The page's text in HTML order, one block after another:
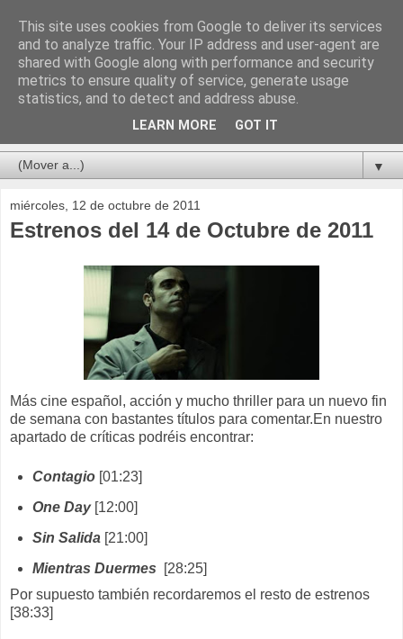
▼
miércoles, 12 de octubre de 2011
Estrenos del 14 de Octubre de 2011
Más cine español, acción y mucho thriller para un nuevo fin
de semana con bastantes títulos para comentar.En nuestro
apartado de críticas podréis encontrar:
Contagio [01:23]
One Day[12:00]
Sin Salida[21:00]
Mientras Duermes [28:25]
Por supuesto también recordaremos el resto de estrenos
[38:33]
This site uses cookies from Google to deliver its services
and to analyze traffic. Your IP address and user-agent are
shared with Google along with performance and security
metrics to ensure quality of service, generate usage
statistics, and to detect and address abuse.
LEARN MORE GOT IT